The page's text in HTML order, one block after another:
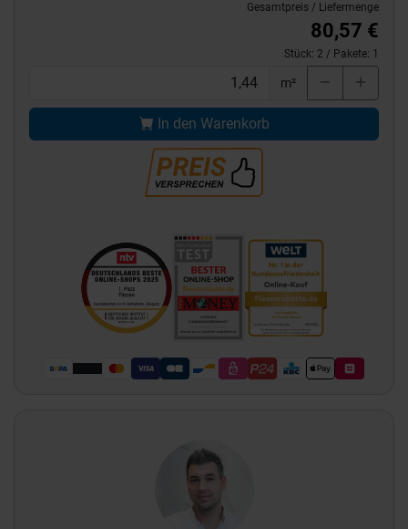
Gesamtpreis / Liefermenge
80,57 €
Stück: 2 / Pakete: 1
m²
In den Warenkorb